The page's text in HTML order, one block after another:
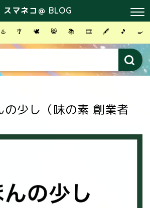
スマネコ＠ BLOG
♨️ 🎐 🕊 😸 📚 🎞 🖋 🎵 🍳
の少し（味の素 創業者